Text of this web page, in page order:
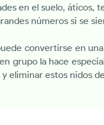
en el suelo, áticos,
números si se
convertirse en
grupo la hace
eliminar estos nidos